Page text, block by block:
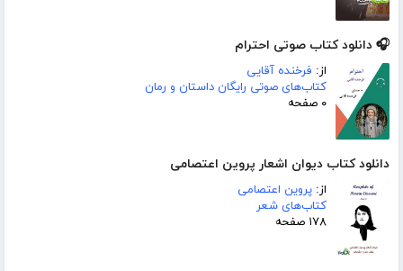
🎧 دانلود کتاب صوتی احترام
از: فرخنده آقایی
کتاب‌های صوتی رایگان داستان و رمان
۰ صفحه
دانلود کتاب دیوان اشعار پروین اعتصامی
از: پروین اعتصامی
کتاب‌های شعر
۱۷۸ صفحه